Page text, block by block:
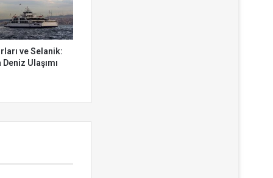
ve Selanik:
Ulaşımı